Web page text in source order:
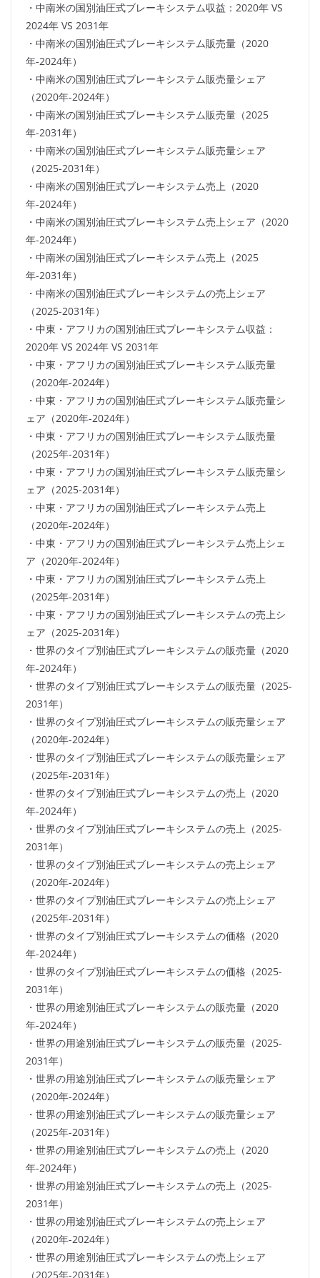
・中南米の国別油圧式ブレーキシステム収益：2020年 VS
2024年 VS 2031年
・中南米の国別油圧式ブレーキシステム販売量（2020
年-2024年）
・中南米の国別油圧式ブレーキシステム販売量シェア
（2020年-2024年）
・中南米の国別油圧式ブレーキシステム販売量（2025
年-2031年）
・中南米の国別油圧式ブレーキシステム販売量シェア
（2025-2031年）
・中南米の国別油圧式ブレーキシステム売上（2020
年-2024年）
・中南米の国別油圧式ブレーキシステム売上シェア（2020
年-2024年）
・中南米の国別油圧式ブレーキシステム売上（2025
年-2031年）
・中南米の国別油圧式ブレーキシステムの売上シェア
（2025-2031年）
・中東・アフリカの国別油圧式ブレーキシステム収益：
2020年 VS 2024年 VS 2031年
・中東・アフリカの国別油圧式ブレーキシステム販売量
（2020年-2024年）
・中東・アフリカの国別油圧式ブレーキシステム販売量シ
ェア（2020年-2024年）
・中東・アフリカの国別油圧式ブレーキシステム販売量
（2025年-2031年）
・中東・アフリカの国別油圧式ブレーキシステム販売量シ
ェア（2025-2031年）
・中東・アフリカの国別油圧式ブレーキシステム売上
（2020年-2024年）
・中東・アフリカの国別油圧式ブレーキシステム売上シェ
ア（2020年-2024年）
・中東・アフリカの国別油圧式ブレーキシステム売上
（2025年-2031年）
・中東・アフリカの国別油圧式ブレーキシステムの売上シ
ェア（2025-2031年）
・世界のタイプ別油圧式ブレーキシステムの販売量（2020
年-2024年）
・世界のタイプ別油圧式ブレーキシステムの販売量（2025-
2031年）
・世界のタイプ別油圧式ブレーキシステムの販売量シェア
（2020年-2024年）
・世界のタイプ別油圧式ブレーキシステムの販売量シェア
（2025年-2031年）
・世界のタイプ別油圧式ブレーキシステムの売上（2020
年-2024年）
・世界のタイプ別油圧式ブレーキシステムの売上（2025-
2031年）
・世界のタイプ別油圧式ブレーキシステムの売上シェア
（2020年-2024年）
・世界のタイプ別油圧式ブレーキシステムの売上シェア
（2025年-2031年）
・世界のタイプ別油圧式ブレーキシステムの価格（2020
年-2024年）
・世界のタイプ別油圧式ブレーキシステムの価格（2025-
2031年）
・世界の用途別油圧式ブレーキシステムの販売量（2020
年-2024年）
・世界の用途別油圧式ブレーキシステムの販売量（2025-
2031年）
・世界の用途別油圧式ブレーキシステムの販売量シェア
（2020年-2024年）
・世界の用途別油圧式ブレーキシステムの販売量シェア
（2025年-2031年）
・世界の用途別油圧式ブレーキシステムの売上（2020
年-2024年）
・世界の用途別油圧式ブレーキシステムの売上（2025-
2031年）
・世界の用途別油圧式ブレーキシステムの売上シェア
（2020年-2024年）
・世界の用途別油圧式ブレーキシステムの売上シェア
（2025年-2031年）